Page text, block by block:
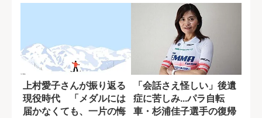
上村愛子さんが振り返る
現役時代 「メダルには
届かなくても、一片の悔
「会話さえ怪しい」後遺
症に苦しみ...パラ自転
車・杉浦佳子選手の復帰